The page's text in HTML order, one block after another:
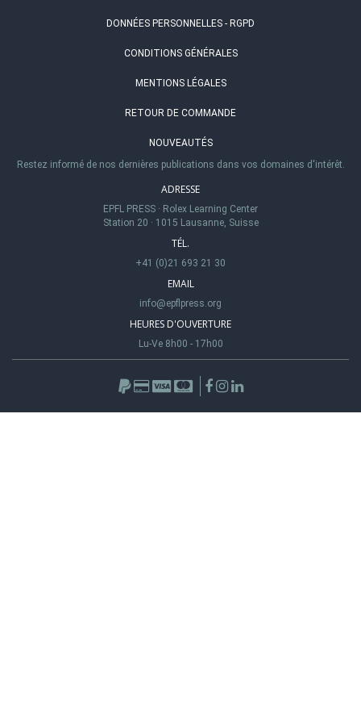
DONNÉES PERSONNELLES - RGPD
CONDITIONS GÉNÉRALES
MENTIONS LÉGALES
RETOUR DE COMMANDE
NOUVEAUTÉS
Restez informé de nos dernières publications dans vos domaines d'intérêt.
ADRESSE
EPFL PRESS · Rolex Learning Center
Station 20 · 1015 Lausanne, Suisse
TÉL.
+41 (0)21 693 21 30
EMAIL
info@epflpress.org
HEURES D'OUVERTURE
Lu-Ve 8h00 - 17h00